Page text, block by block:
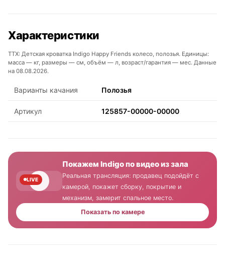
Характеристики
ТТХ: Детская кроватка Indigo Happy Friends колесо, полозья. Единицы:
масса — кг, размеры — см, объём — л, возраст/гарантия — мес. Данные
на 08.08.2026.
Варианты качания Полозья
Артикул 125857-00000-00000
LIVE
Покажем Indigo по видео из зала
Реальная трансляция: продавец подойдёт с
камерой, покажет сборку, покрытие и
механизм, замерит спальное место.
Показать по камере